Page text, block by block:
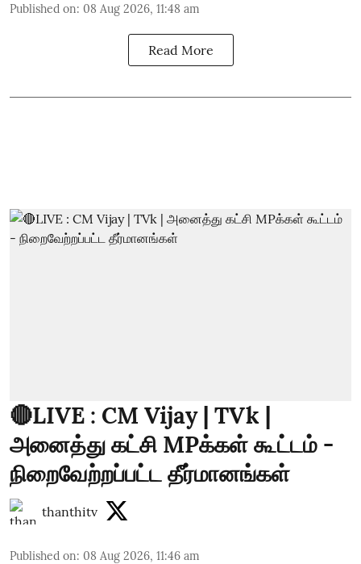
Published on: 08 Aug 2026, 11:48 am
Read More
🔴LIVE : CM Vijay | TVk |
அனைத்து கட்சி MPக்கள் கூட்டம் -
நிறைவேற்றப்பட்ட தீர்மானங்கள்
thanthitv
Published on: 08 Aug 2026, 11:46 am